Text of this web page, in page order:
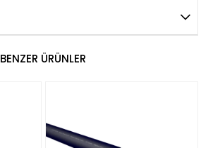
BENZER ÜRÜNLER